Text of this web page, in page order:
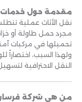
مقدمة حول خدمات
نقل الأثاث عملية
مجرد حمل طاولة أو
تحميلها في مركبات
ولهذا السبب، اختصاراً
النقل الاحترافية
من هي شركة